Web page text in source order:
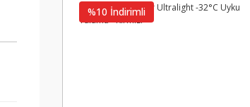
%10 İndirimli